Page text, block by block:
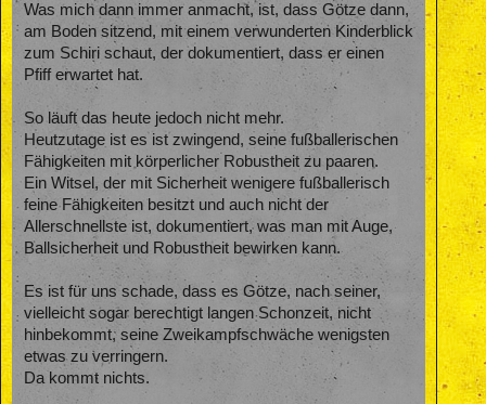
Was mich dann immer anmacht, ist, dass Götze dann,
am Boden sitzend, mit einem verwunderten Kinderblick
zum Schiri schaut, der dokumentiert, dass er einen
Pfiff erwartet hat.
So läuft das heute jedoch nicht mehr.
Heutzutage ist es ist zwingend, seine fußballerischen
Fähigkeiten mit körperlicher Robustheit zu paaren.
Ein Witsel, der mit Sicherheit wenigere fußballerisch
feine Fähigkeiten besitzt und auch nicht der
Allerschnellste ist, dokumentiert, was man mit Auge,
Ballsicherheit und Robustheit bewirken kann.
Es ist für uns schade, dass es Götze, nach seiner,
vielleicht sogar berechtigt langen Schonzeit, nicht
hinbekommt, seine Zweikampfschwäche wenigsten
etwas zu verringern.
Da kommt nichts.